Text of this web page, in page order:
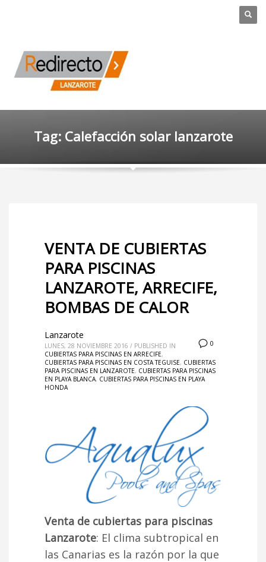
Tag: Calefacción solar lanzarote
VENTA DE CUBIERTAS
PARA PISCINAS
LANZAROTE, ARRECIFE,
BOMBAS DE CALOR
0
Lanzarote
LUNES, 28 NOVIEMBRE 2016 / PUBLISHED IN
CUBIERTAS PARA PISCINAS EN ARRECIFE,
CUBIERTAS PARA PISCINAS EN COSTA TEGUISE, CUBIERTAS
PARA PISCINAS EN LANZAROTE, CUBIERTAS PARA PISCINAS
EN PLAYA BLANCA, CUBIERTAS PARA PISCINAS EN PLAYA
HONDA
Venta de cubiertas para piscinas
Lanzarote: El clima subtropical en
las Canarias es la razón por la que